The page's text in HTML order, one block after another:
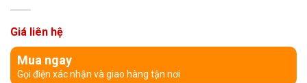
Giá liên hệ
Mua ngay
Gọi điện xác nhận và giao hàng tận nơi